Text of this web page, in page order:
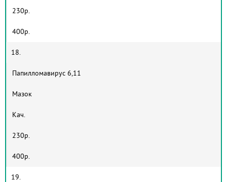
230р.
400р.
18.
Папилломавирус 6,11
Мазок
Кач.
230р.
400р.
19.